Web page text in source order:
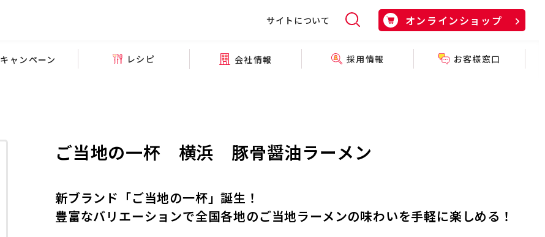
サイトについて オンラインショップ
キャンペーン レシピ 会社情報 採用情報 お客様窓口
ご当地の一杯 横浜 豚骨醤油ラーメン
新ブランド「ご当地の一杯」誕生！
豊富なバリエーションで全国各地のご当地ラーメンの味わいを手軽に楽しめる！